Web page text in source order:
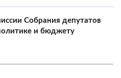
Собрания депутатов
и бюджету